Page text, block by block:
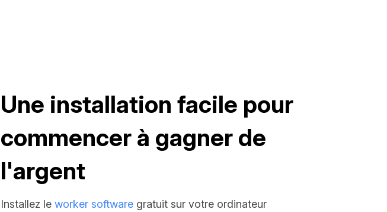
Une installation facile pour
commencer à gagner de
l'argent
Installez le worker software gratuit sur votre ordinateur